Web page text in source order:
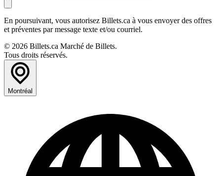
En poursuivant, vous autorisez Billets.ca à vous envoyer des offres
et préventes par message texte et/ou courriel.
© 2026 Billets.ca Marché de Billets.
Tous droits réservés.
Montréal